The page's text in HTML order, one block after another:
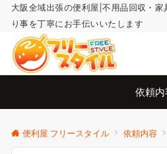
大阪全域出張の便利屋|不用品回収・
り事を丁寧にお手伝いいたします
依頼内
便利屋 フリースタイル 依頼内容